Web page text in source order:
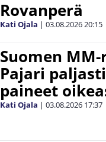
Rovanperä
Kati Ojala | 03.08.202620:15
Suomen
Pajari
paineet
Kati Ojala | 03.08.2026 17:37